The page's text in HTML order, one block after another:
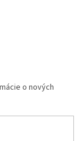
o nových